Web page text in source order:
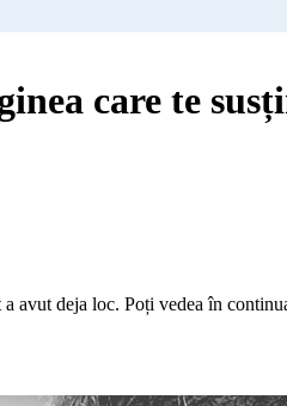
care te
a avut deja loc. Poți vedea în